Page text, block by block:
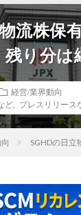
流株保
り分は
経営/業界動向
ど プレスリリース
SGHDの日